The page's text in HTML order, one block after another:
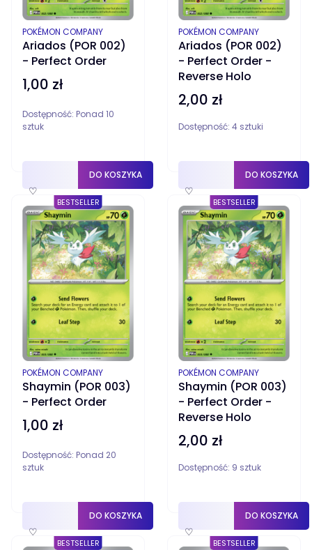
Ariados (POR 002)
- Perfect Order
PRODUCENT
POKÉMON COMPANY
Cena
1,00 zł
Dostępność: Ponad 10
sztuk
♡
DO KOSZYKA
Ariados (POR 002)
- Perfect Order -
Reverse Holo
PRODUCENT
POKÉMON COMPANY
Cena
2,00 zł
Dostępność: 4 sztuki
♡
DO KOSZYKA
BESTSELLER
Shaymin (POR 003)
- Perfect Order
PRODUCENT
POKÉMON COMPANY
Cena
1,00 zł
Dostępność: Ponad 20
sztuk
♡
DO KOSZYKA
BESTSELLER
Shaymin (POR 003)
- Perfect Order -
Reverse Holo
PRODUCENT
POKÉMON COMPANY
Cena
2,00 zł
Dostępność: 9 sztuk
♡
DO KOSZYKA
BESTSELLER BESTSELLER